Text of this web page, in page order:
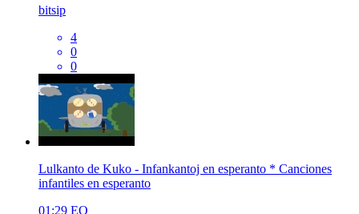
bitsip
4
0
0
Lulkanto de Kuko - Infankantoj en esperanto * Canciones
infantiles en esperanto
01:29 EO